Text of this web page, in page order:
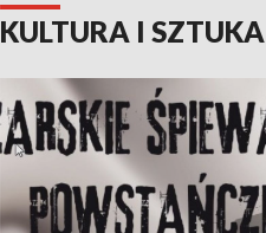
KULTURA I SZTUKA